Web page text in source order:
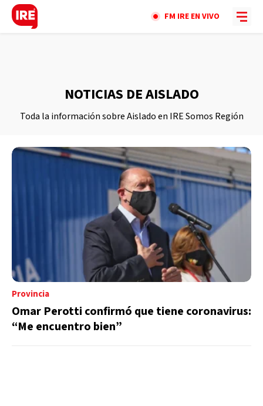
FM IRE EN VIVO
NOTICIAS DE AISLADO
Toda la información sobre Aislado en IRE Somos Región
Provincia
Omar Perotti confirmó que tiene coronavirus:
“Me encuentro bien”